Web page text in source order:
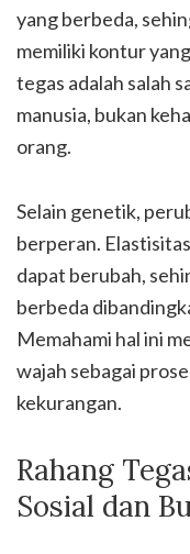
yang berbeda,
memiliki kontur
tegas adalah salah
manusia, bukan
orang.
Selain genetik,
berperan.
dapat berubah,
berbeda
Memahami hal ini
wajah sebagai
kekurangan.
Rahang
Sosial dan